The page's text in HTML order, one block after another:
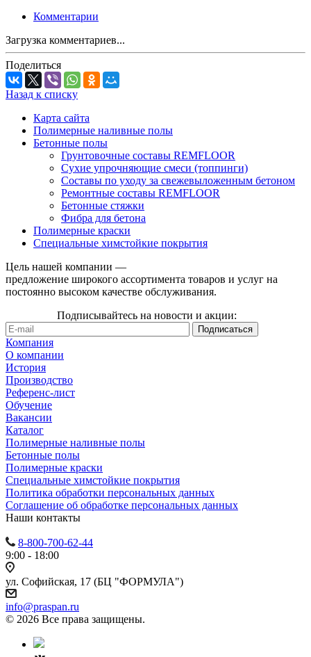
Комментарии
Загрузка комментариев...
Поделиться
Назад к списку
Карта сайта
Полимерные наливные полы
Бетонные полы
Грунтовочные составы REMFLOOR
Сухие упрочняющие смеси (топпинги)
Составы по уходу за свежевыложенным бетоном
Ремонтные составы REMFLOOR
Бетонные стяжки
Фибра для бетона
Полимерные краски
Специальные химстойкие покрытия
Цель нашей компании —
предложение широкого ассортимента товаров и услуг на
постоянно высоком качестве обслуживания.
Подписывайтесь на новости и акции:
Компания
О компании
История
Производство
Референс-лист
Обучение
Вакансии
Каталог
Полимерные наливные полы
Бетонные полы
Полимерные краски
Специальные химстойкие покрытия
Политика обработки персональных данных
Cоглашение об обработке персональных данных
Наши контакты
8-800-700-62-44
9:00 - 18:00
ул. Софийская, 17 (БЦ "ФОРМУЛА")
info@praspan.ru
© 2026 Все права защищены.